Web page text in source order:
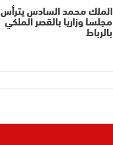
الملك محمد السادس يترأس
مجلسا وزاريا بالقصر الملكي
بالرباط